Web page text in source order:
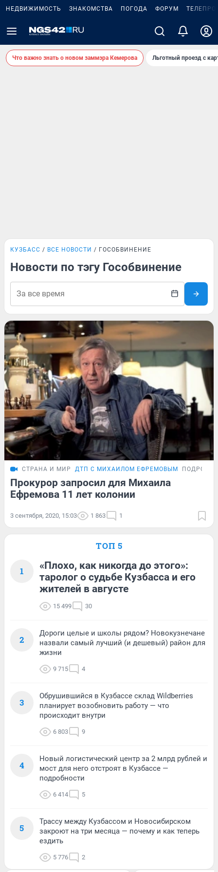
НЕДВИЖИМОСТЬ ЗНАКОМСТВА ПОГОДА ФОРУМ
Что важно знать о новом заммэра Кемерова Льготный проезд с
КУЗБАСС ВСЕ НОВОСТИ ГОСОБВИНЕНИЕ
Новости по тэгу Гособвинение
СТРАНА И МИР ДТП С МИХАИЛОМ ЕФРЕМОВЫМ
Прокурор запросил для Михаила
Ефремова 11 лет колонии
3 сентября, 2020, 15:03 1 863 1
ТОП 5
1
«Плохо, как никогда до этого»:
таролог о судьбе Кузбасса и его
жителей в августе
15 499 30
2
Дороги целые и школы рядом? Новокузнечане
назвали самый лучший (и дешевый) район для
жизни
9 715 4
3
Обрушившийся в Кузбассе склад Wildberries
планирует возобновить работу — что
происходит внутри
6 803 9
4
Новый логистический центр за 2 млрд рублей и
мост для него отстроят в Кузбассе —
подробности
6 414 5
5
Трассу между Кузбассом и Новосибирском
закроют на три месяца — почему и как теперь
ездить
5 776 2